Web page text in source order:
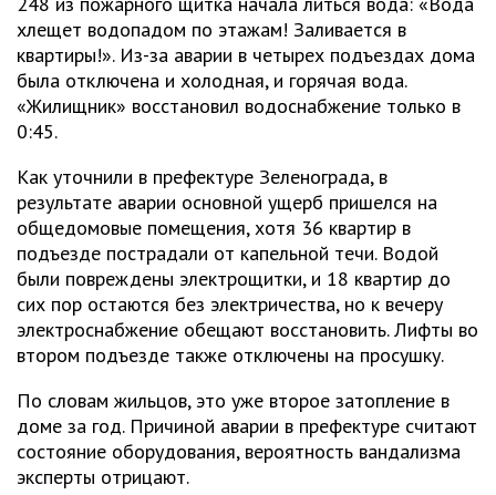
хлещет водопадом по этажам! Заливается в
квартиры!». Из-за аварии в четырех подъездах дома
была отключена и холодная, и горячая вода.
«Жилищник» восстановил водоснабжение только в
0:45.
Как уточнили в префектуре Зеленограда, в
результате аварии основной ущерб пришелся на
общедомовые помещения, хотя 36 квартир в
подъезде пострадали от капельной течи. Водой
были повреждены электрощитки, и 18 квартир до
сих пор остаются без электричества, но к вечеру
электроснабжение обещают восстановить. Лифты во
втором подъезде также отключены на просушку.
По словам жильцов, это уже второе затопление в
доме за год. Причиной аварии в префектуре считают
состояние оборудования, вероятность вандализма
эксперты отрицают.